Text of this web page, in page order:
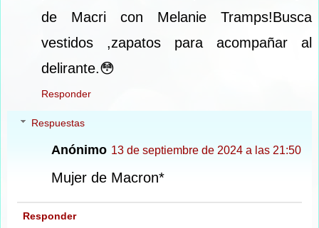
de Macri con Melanie Tramps!Busca
vestidos ,zapatos para acompañar al
delirante.😳
Responder
Respuestas
Anónimo 13 de septiembre de 2024 a las 21:50
Mujer de Macron*
Responder